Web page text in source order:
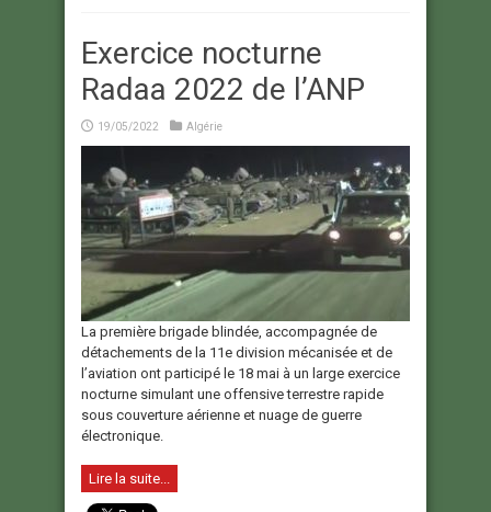
Exercice nocturne
Radaa 2022 de l’ANP
19/05/2022 Algérie
La première brigade blindée, accompagnée de
détachements de la 11e division mécanisée et de
l’aviation ont participé le 18 mai à un large exercice
nocturne simulant une offensive terrestre rapide
sous couverture aérienne et nuage de guerre
électronique.
Lire la suite...